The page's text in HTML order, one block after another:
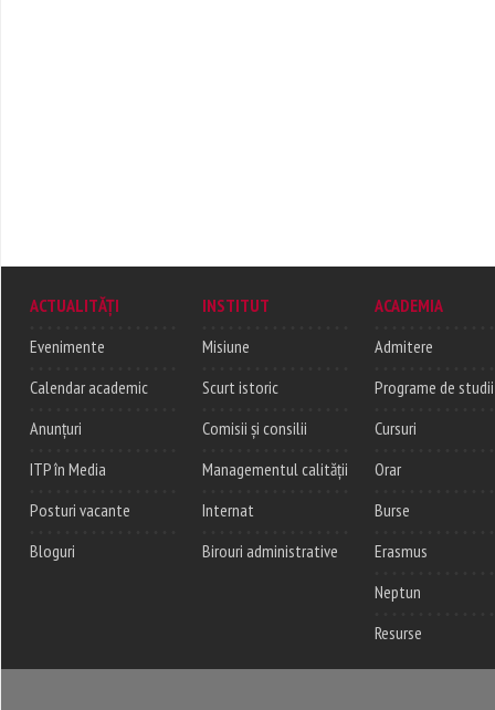
ACTUALITĂȚI
Evenimente
Calendar academic
Anunțuri
ITP în Media
Posturi vacante
Bloguri
INSTITUT
Misiune
Scurt istoric
Comisii și consilii
Managementul calității
Internat
Birouri administrative
ACADEMIA
Admitere
Programe de studii
Cursuri
Orar
Burse
Erasmus
Neptun
Resurse